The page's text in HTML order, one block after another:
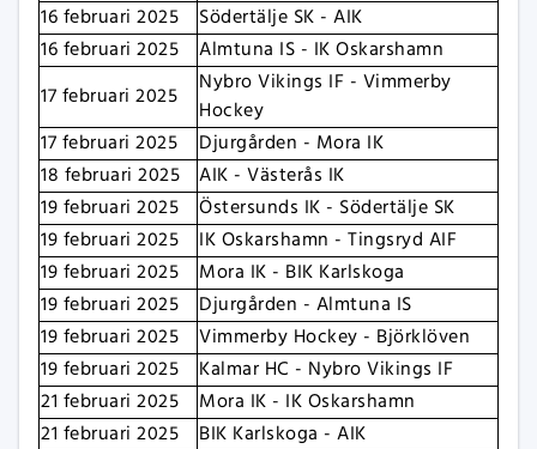
16 februari 2025
Södertälje SK - AIK
16 februari 2025
Almtuna IS - IK Oskarshamn
17 februari 2025
Nybro Vikings IF - Vimmerby
Hockey
17 februari 2025
Djurgården - Mora IK
18 februari 2025
AIK - Västerås IK
19 februari 2025
Östersunds IK - Södertälje SK
19 februari 2025
IK Oskarshamn - Tingsryd AIF
19 februari 2025
Mora IK - BIK Karlskoga
19 februari 2025
Djurgården - Almtuna IS
19 februari 2025
Vimmerby Hockey - Björklöven
19 februari 2025
Kalmar HC - Nybro Vikings IF
21 februari 2025
Mora IK - IK Oskarshamn
21 februari 2025
BIK Karlskoga - AIK